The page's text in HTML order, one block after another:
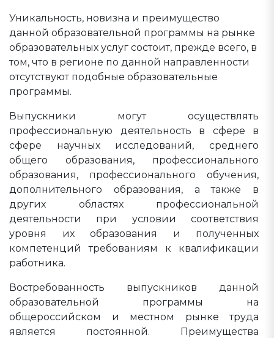
Уникальность, новизна и преимущество
данной образовательной программы на рынке
образовательных услуг состоит, прежде всего, в
том, что в регионе по данной направленности
отсутствуют подобные образовательные
программы.
Выпускники могут осуществлять
профессиональную деятельность в сфере в
сфере научных исследований, среднего
общего образования, профессионального
образования, профессионального обучения,
дополнительного образования, а также в
других областях профессиональной
деятельности при условии соответствия
уровня их образования и полученных
компетенций требованиям к квалификации
работника.
Востребованность выпускников данной
образовательной программы на
общероссийском и местном рынке труда
является постоянной. Преимущества